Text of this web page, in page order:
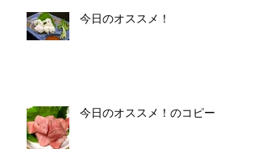
今日のオススメ！
今日のオススメ！のコピー